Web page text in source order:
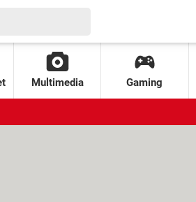
Multimedia Gaming